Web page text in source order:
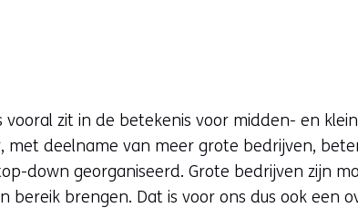
zit in de betekenis voor midden- en
met deelname van meer grote bedrijven,
down georganiseerd. Grote bedrijven zijn
brengen. Dat is voor ons dus ook een